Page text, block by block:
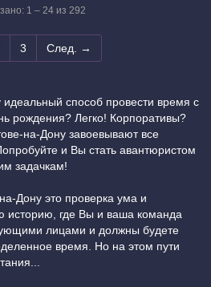
1 – 24 из 292
3 След. →
идеальный способ провести время с
рождения? Легко! Корпоративы?
на-Дону завоевывают все
и Вы стать авантюристом
задачкам!
Дону это проверка ума и
историю, где Вы и ваша команда
лицами и должны будете
время. Но на этом пути